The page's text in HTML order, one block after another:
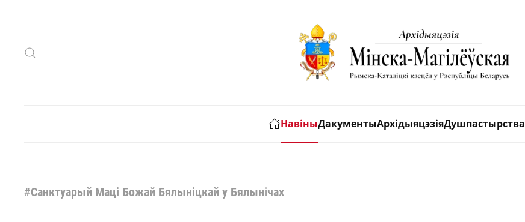
НавіныДакументыАрхідыяцэзіяДушпастырства
#Санктуарый Маці Божай Бялыніцкай у Бялынічах